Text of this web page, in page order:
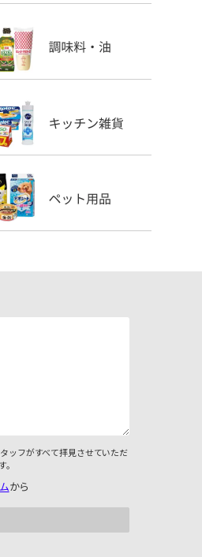
ッフがすべて拝見させていただ
から